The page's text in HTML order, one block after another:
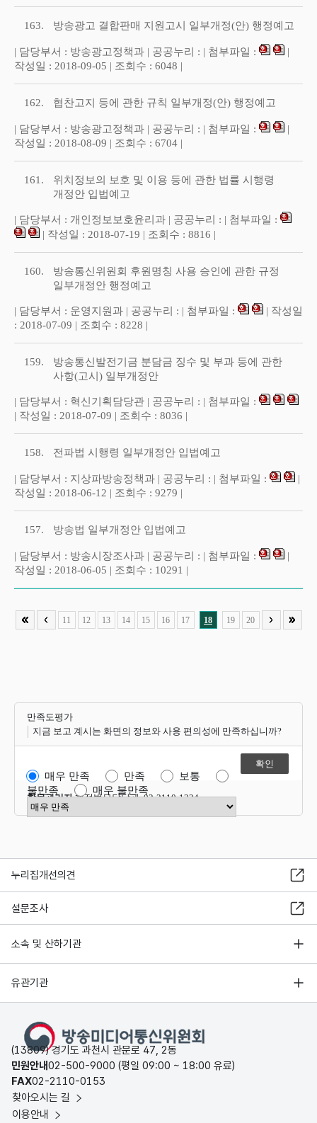
163. 방송광고 결합판매 지원고시 일부개정(안) 행정예고
| 담당부서 : 방송광고정책과 | 공공누리 : | 첨부파일 :
|
작성일 : 2018-09-05 | 조회수 : 6048 |
162. 협찬고지 등에 관한 규칙 일부개정(안) 행정예고
| 담당부서 : 방송광고정책과 | 공공누리 : | 첨부파일 :
|
작성일 : 2018-08-09 | 조회수 : 6704 |
161.
위치정보의 보호 및 이용 등에 관한 법률 시행령
개정안 입법예고
| 담당부서 : 개인정보보호윤리과 | 공공누리 : | 첨부파일 :
| 작성일 : 2018-07-19 | 조회수 : 8816 |
160.
방송통신위원회 후원명칭 사용 승인에 관한 규정
일부개정안 행정예고
| 담당부서 : 운영지원과 | 공공누리 : | 첨부파일 :
| 작성일
: 2018-07-09 | 조회수 : 8228 |
159.
방송통신발전기금 분담금 징수 및 부과 등에 관한
사항(고시) 일부개정안
| 담당부서 : 혁신기획담당관 | 공공누리 : | 첨부파일 :
| 작성일 : 2018-07-09 | 조회수 : 8036 |
158. 전파법 시행령 일부개정안 입법예고
| 담당부서 : 지상파방송정책과 | 공공누리 : | 첨부파일 :
|
작성일 : 2018-06-12 | 조회수 : 9279 |
157. 방송법 일부개정안 입법예고
| 담당부서 : 방송시장조사과 | 공공누리 : | 첨부파일 :
|
작성일 : 2018-06-05 | 조회수 : 10291 |
11 12 13 14 15 16 17 18 19 20
만족도평가
지금 보고 계시는 화면의 정보와 사용 편의성에 만족하십니까?
매우 만족 만족
보통
불만족
매우 불만족
만족도 점수 선택
항목관리자행정법무담당관 02-2110-1324
누리집개선의견
설문조사
소속 및 산하기관
유관기관
(13809) 경기도 과천시 관문로 47, 2동
민원안내02-500-9000 (평일 09:00 ~ 18:00 유료)
FAX02-2110-0153
찾아오시는 길
이용안내